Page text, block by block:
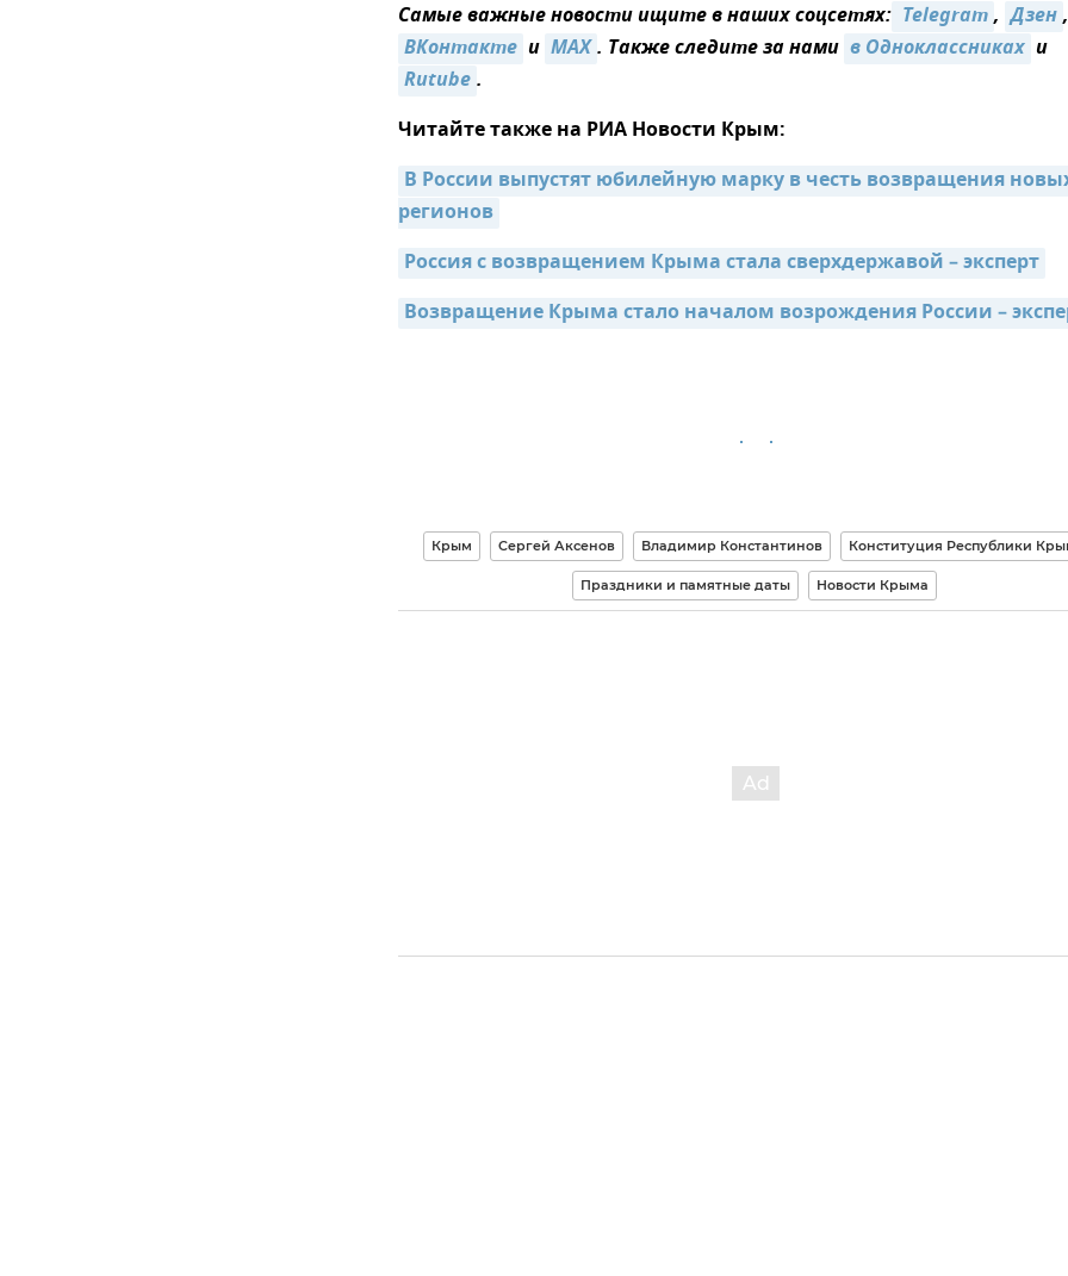
Самые важные новости ищите в наших соцсетях: Telegram, Дзен,
ВКонтакте и MAX. Также следите за нами в Одноклассниках и
Rutube.
Читайте также на РИА Новости Крым:
В России выпустят юбилейную марку в честь возвращения
регионов
Россия с возвращением Крыма стала сверхдержавой – эксперт
Возвращение Крыма стало началом возрождения России –
Крым Сергей Аксенов Владимир Константинов Конституция Республики
Праздники и памятные даты Новости Крыма